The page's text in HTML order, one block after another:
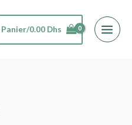
Panier/0.00 Dhs